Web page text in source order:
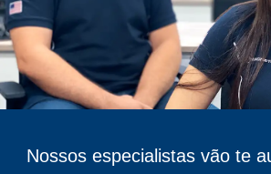
Nossos especialistas vão te